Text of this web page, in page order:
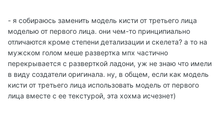
- я собираюсь заменить модель кисти от третьего лица
моделью от первого лица. они чем-то принципиально
отличаются кроме степени детализации и скелета? а то на
мужском голом меше развертка мпх частично
перекрывается с разверткой ладони, уж не знаю что имели
в виду создатели оригинала. ну, в общем, если как модель
кисти от третьего лица использовать модель от первого
лица вместе с ее текстурой, эта хохма исчезнет)